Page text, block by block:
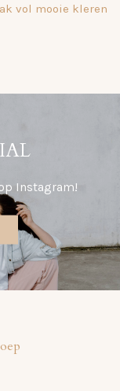
vol mooie kleren
Instagram!